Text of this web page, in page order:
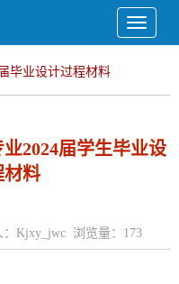
Toggle
毕业设计过程材料
2024届学生毕业设
材料
：Kjxy_jwc 浏览量： 173